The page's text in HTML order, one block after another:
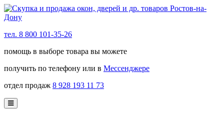
тел. 8 800 101-35-26
помощь в выборе товара вы можете
получить по телефону или в Мессенджере
отдел продаж 8 928 193 11 73